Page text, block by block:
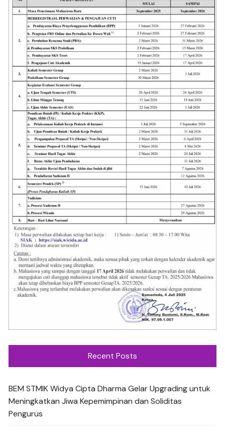
Recent Posts
BEM STMIK Widya Cipta Dharma Gelar Upgrading untuk
Meningkatkan Jiwa Kepemimpinan dan Soliditas
Pengurus